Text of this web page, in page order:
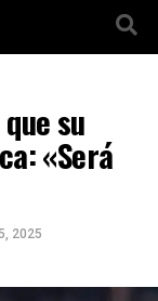
su
«Será
2025